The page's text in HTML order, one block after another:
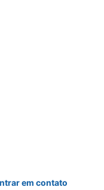
em contato